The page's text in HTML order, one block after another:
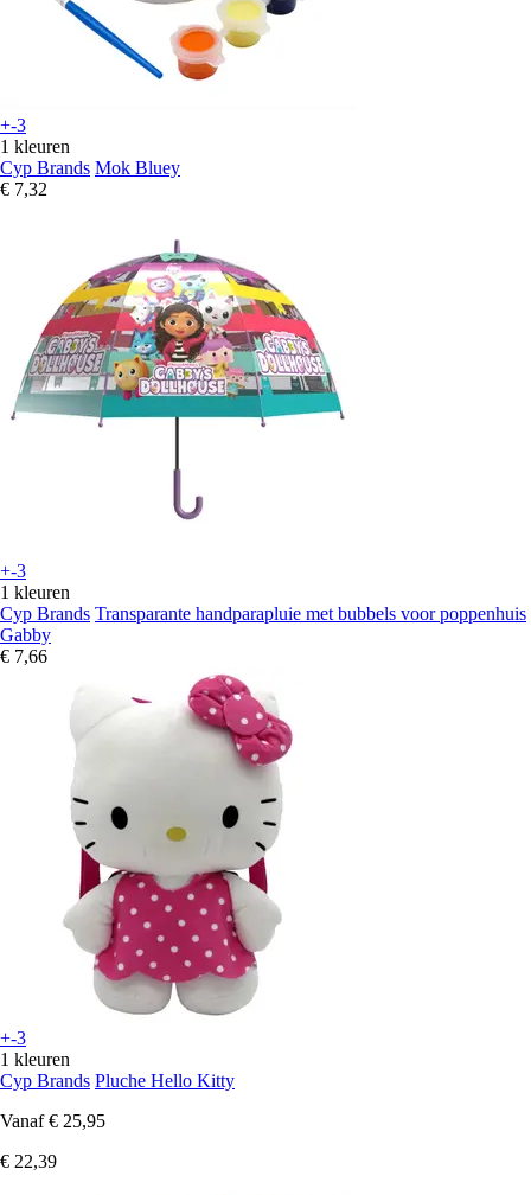
+-3
1 kleuren
Cyp Brands Mok Bluey
€ 7,32
+-3
1 kleuren
Cyp Brands Transparante handparapluie met bubbels voor poppenhuis
Gabby
€ 7,66
+-3
1 kleuren
Cyp Brands Pluche Hello Kitty
Vanaf € 25,95
€ 22,39